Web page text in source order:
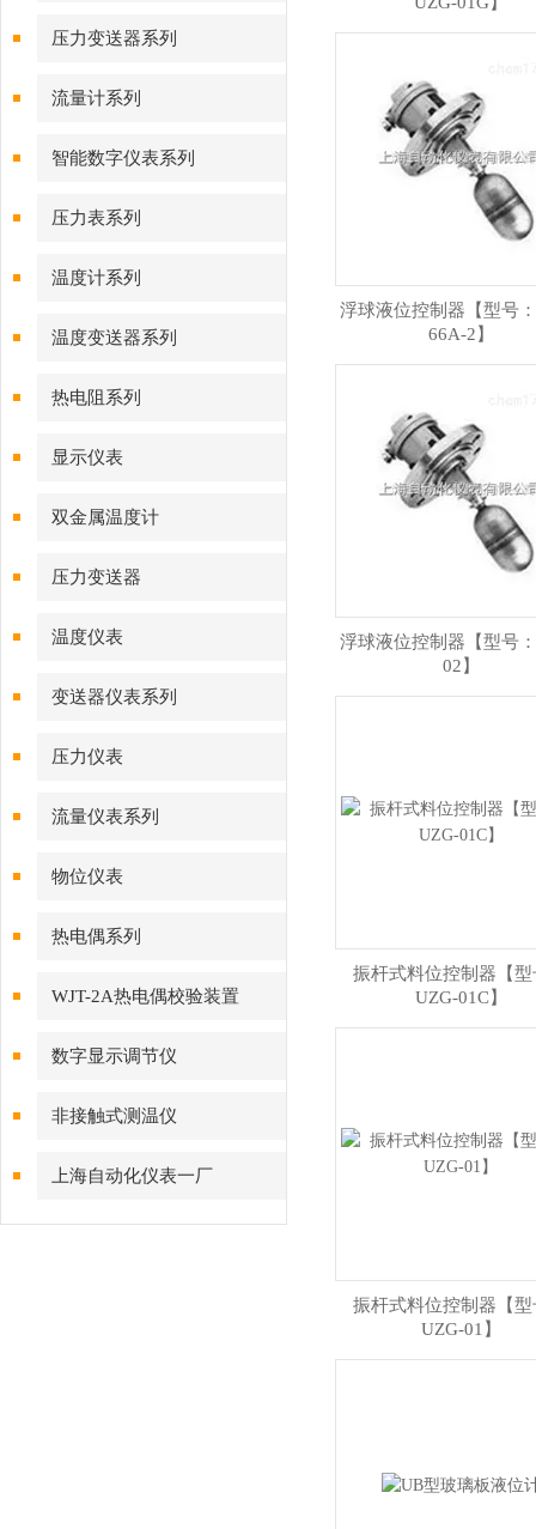
压力变送器系列
流量计系列
智能数字仪表系列
压力表系列
温度计系列
温度变送器系列
热电阻系列
显示仪表
双金属温度计
压力变送器
温度仪表
变送器仪表系列
压力仪表
流量仪表系列
物位仪表
热电偶系列
WJT-2A热电偶校验装置
数字显示调节仪
非接触式测温仪
上海自动化仪表一厂
浮球液位控制器【型号
66A-2】
浮球液位控制器【型号
02】
振杆式料位控制器【型
UZG-01C】
振杆式料位控制器【型
UZG-01】